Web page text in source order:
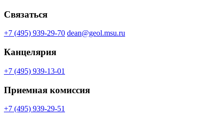
Связаться
+7 (495) 939-29-70 dean@geol.msu.ru
Канцелярия
+7 (495) 939-13-01
Приемная комиссия
+7 (495) 939-29-51